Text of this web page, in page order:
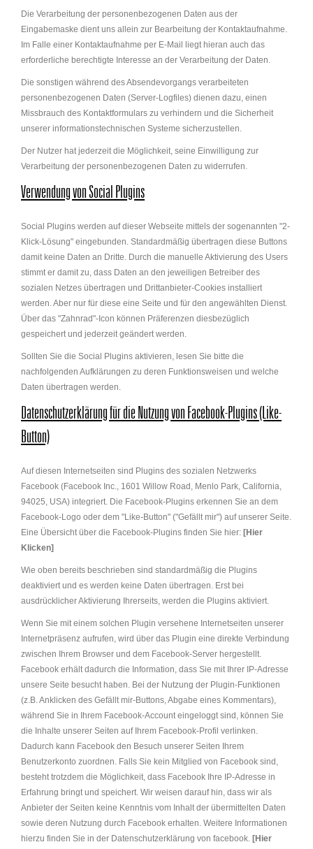
Die Verarbeitung der personenbezogenen Daten aus der
Eingabemaske dient uns allein zur Bearbeitung der Kontaktaufnahme.
Im Falle einer Kontaktaufnahme per E-Mail liegt hieran auch das
erforderliche berechtigte Interesse an der Verarbeitung der Daten.
Die sonstigen während des Absendevorgangs verarbeiteten
personenbezogenen Daten (Server-Logfiles) dienen dazu, einen
Missbrauch des Kontaktformulars zu verhindern und die Sicherheit
unserer informationstechnischen Systeme sicherzustellen.
Der Nutzer hat jederzeit die Möglichkeit, seine Einwilligung zur
Verarbeitung der personenbezogenen Daten zu widerrufen.
Verwendung von Social Plugins
Social Plugins werden auf dieser Webseite mittels der sogenannten "2-
Klick-Lösung" eingebunden. Standardmäßig übertragen diese Buttons
damit keine Daten an Dritte. Durch die manuelle Aktivierung des Users
stimmt er damit zu, dass Daten an den jeweiligen Betreiber des
sozialen Netzes übertragen und Drittanbieter-Cookies installiert
werden. Aber nur für diese eine Seite und für den angewählten Dienst.
Über das "Zahnrad"-Icon können Präferenzen diesbezüglich
gespeichert und jederzeit geändert werden.
Sollten Sie die Social Plugins aktivieren, lesen Sie bitte die
nachfolgenden Aufklärungen zu deren Funktionsweisen und welche
Daten übertragen werden.
Datenschutzerklärung für die Nutzung von Facebook-Plugins (Like-
Button)
Auf diesen Internetseiten sind Plugins des sozialen Netzwerks
Facebook (Facebook Inc., 1601 Willow Road, Menlo Park, California,
94025, USA) integriert. Die Facebook-Plugins erkennen Sie an dem
Facebook-Logo oder dem "Like-Button" ("Gefällt mir") auf unserer Seite.
Eine Übersicht über die Facebook-Plugins finden Sie hier: [Hier
Klicken]
Wie oben bereits beschrieben sind standardmäßig die Plugins
deaktiviert und es werden keine Daten übertragen. Erst bei
ausdrücklicher Aktivierung Ihrerseits, werden die Plugins aktiviert.
Wenn Sie mit einem solchen Plugin versehene Internetseiten unserer
Internetpräsenz aufrufen, wird über das Plugin eine direkte Verbindung
zwischen Ihrem Browser und dem Facebook-Server hergestellt.
Facebook erhält dadurch die Information, dass Sie mit Ihrer IP-Adresse
unsere Seite besucht haben. Bei der Nutzung der Plugin-Funktionen
(z.B. Anklicken des Gefällt mir-Buttons, Abgabe eines Kommentars),
während Sie in Ihrem Facebook-Account eingeloggt sind, können Sie
die Inhalte unserer Seiten auf Ihrem Facebook-Profil verlinken.
Dadurch kann Facebook den Besuch unserer Seiten Ihrem
Benutzerkonto zuordnen. Falls Sie kein Mitglied von Facebook sind,
besteht trotzdem die Möglichkeit, dass Facebook Ihre IP-Adresse in
Erfahrung bringt und speichert. Wir weisen darauf hin, dass wir als
Anbieter der Seiten keine Kenntnis vom Inhalt der übermittelten Daten
sowie deren Nutzung durch Facebook erhalten. Weitere Informationen
hierzu finden Sie in der Datenschutzerklärung von facebook. [Hier